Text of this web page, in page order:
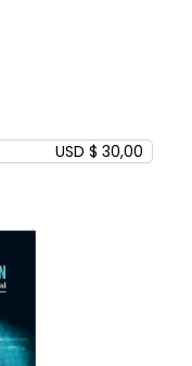
USD $ 30,00